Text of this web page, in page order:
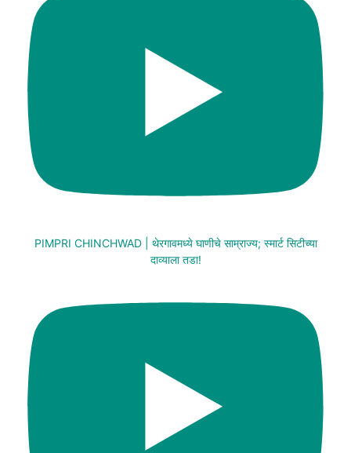
PIMPRI CHINCHWAD | थेरगावमध्ये घाणीचे साम्राज्य; स्मार्ट सिटीच्या
दाव्याला तडा!